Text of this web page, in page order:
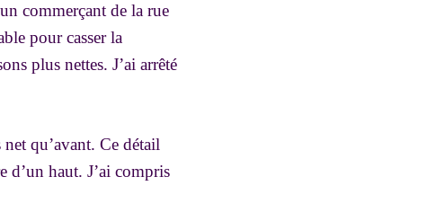
commerçant de la rue
pour casser la
plus nettes. J’ai arrêté
qu’avant. Ce détail
d’un haut. J’ai compris